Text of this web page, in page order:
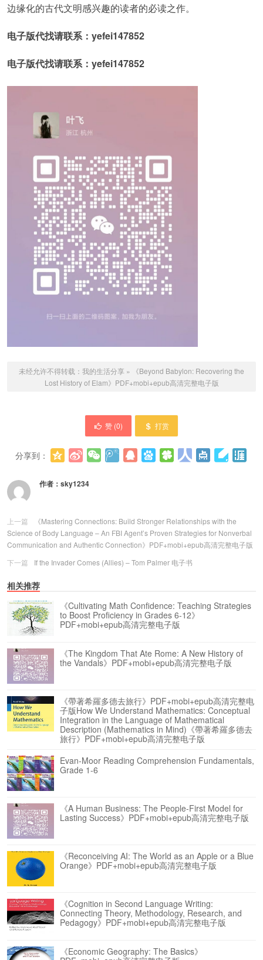
边缘化的古代文明感兴趣的读者的必读之作。
电子版代找请联系：yefei147852
电子版代找请联系：yefei147852
未经允许不得转载： 我的生活分享 »
《Beyond Babylon: Recovering the
Lost History of Elam》PDF+mobi+epub高清完整电子版
赞 (0) 打赏
分享到：
作者： sky1234
上一篇
《Mastering Connections: Build Stronger Relationships with the
Science of Body Language – An FBI Agent’s Proven Strategies for Nonverbal
Communication and Authentic Connection》PDF+mobi+epub高清完整电子版
下一篇
If the Invader Comes (Allies) – Tom Palmer 电子书
相关推荐
《Cultivating Math Confidence: Teaching Strategies
to Boost Proficiency in Grades 6-12》
PDF+mobi+epub高清完整电子版
《The Kingdom That Ate Rome: A New History of
the Vandals》PDF+mobi+epub高清完整电子版
《帶著希羅多德去旅行》PDF+mobi+epub高清完整电
子版How We Understand Mathematics: Conceptual
Integration in the Language of Mathematical
Description (Mathematics in Mind)《帶著希羅多德去
旅行》PDF+mobi+epub高清完整电子版
Evan-Moor Reading Comprehension Fundamentals,
Grade 1-6
《A Human Business: The People-First Model for
Lasting Success》PDF+mobi+epub高清完整电子版
《Reconceiving AI: The World as an Apple or a Blue
Orange》PDF+mobi+epub高清完整电子版
《Cognition in Second Language Writing:
Connecting Theory, Methodology, Research, and
Pedagogy》PDF+mobi+epub高清完整电子版
《Economic Geography: The Basics》